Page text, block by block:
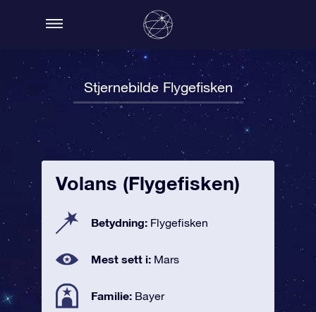
Stjernebilde Flygefisken
Volans (Flygefisken)
Betydning: Flygefisken
Mest sett i: Mars
Familie: Bayer